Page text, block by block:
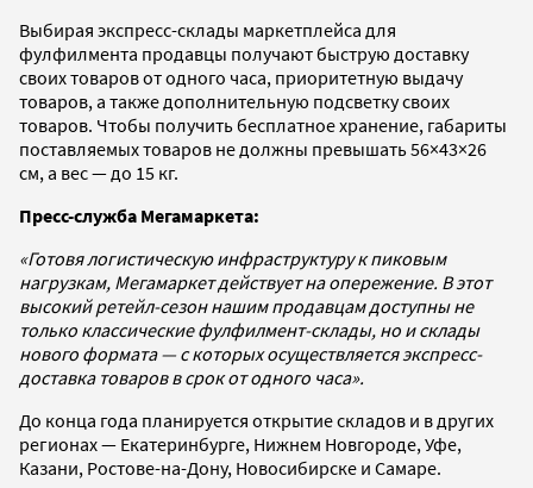
Выбирая экспресс-склады маркетплейса для
фулфилмента продавцы получают быструю доставку
своих товаров от одного часа, приоритетную выдачу
товаров, а также дополнительную подсветку своих
товаров. Чтобы получить бесплатное хранение, габариты
поставляемых товаров не должны превышать 56×43×26
см, а вес — до 15 кг.
Пресс-служба Мегамаркета:
«Готовя логистическую инфраструктуру к пиковым
нагрузкам, Мегамаркет действует на опережение. В этот
высокий ретейл-сезон нашим продавцам доступны не
только классические фулфилмент-склады, но и склады
нового формата — с которых осуществляется экспресс-
доставка товаров в срок от одного часа».
До конца года планируется открытие складов и в других
регионах — Екатеринбурге, Нижнем Новгороде, Уфе,
Казани, Ростове-на-Дону, Новосибирске и Самаре.